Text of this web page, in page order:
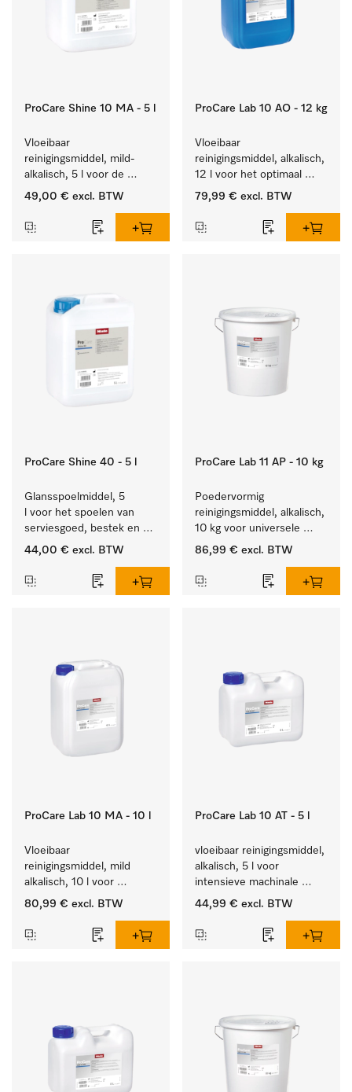
ProCare Shine 10 MA - 5 l
Vloeibaar
reinigingsmiddel, mild-
alkalisch, 5 l voor de
reiniging van lichte
bestek en glazen.
49,00 € excl. BTW
ProCare Lab 10 AO - 12 kg
Vloeibaar
reinigingsmiddel, alkalisch,
12 l voor het optimaal
behandelen van
79,99 € excl. BTW
ProCare Shine 40 - 5 l
Glansspoelmiddel, 5
l voor het spoelen van
serviesgoed, bestek en
ideaal voor glazen.
44,00 € excl. BTW
ProCare Lab 11 AP - 10 kg
Poedervormig
reinigingsmiddel, alkalisch,
10 kg voor universele
machinale reiniging van
gerei.
86,99 € excl. BTW
ProCare Lab 10 MA - 10 l
Vloeibaar
reinigingsmiddel, mild
alkalisch, 10 l voor
materiaalbesparende,
laboratoriumglasw. en -
80,99 € excl. BTW
ProCare Lab 10 AT - 5 l
vloeibaar reinigingsmiddel,
alkalisch, 5 l voor
intensieve machinale
reiniging van
gerei.
44,99 € excl. BTW